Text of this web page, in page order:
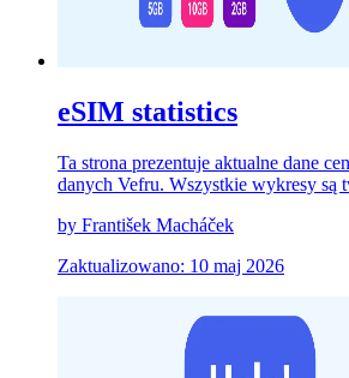
eSIM statistics
Ta strona prezentuje aktualne dane
danych Vefru. Wszystkie wykresy są
by František Macháček
Zaktualizowano: 10 maj 2026